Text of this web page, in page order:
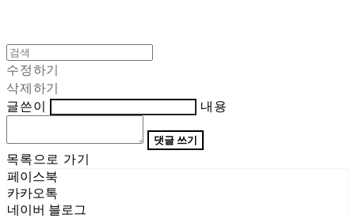
수정하기
삭제하기
글쓴이
내용
댓글 쓰기
목록으로 가기
페이스북
카카오톡
네이버 블로그